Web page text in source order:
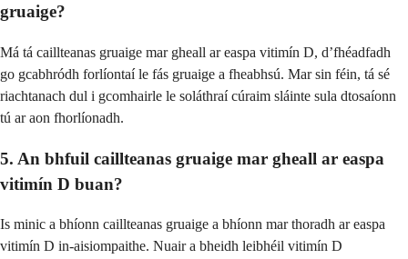
gruaige?
Má tá caillteanas gruaige mar gheall ar easpa vitimín D, d’fhéadfadh
go gcabhródh forlíontaí le fás gruaige a fheabhsú. Mar sin féin, tá sé
riachtanach dul i gcomhairle le soláthraí cúraim sláinte sula dtosaíonn
tú ar aon fhorlíonadh.
5. An bhfuil caillteanas gruaige mar gheall ar easpa
vitimín D buan?
Is minic a bhíonn caillteanas gruaige a bhíonn mar thoradh ar easpa
vitimín D in-aisiompaithe. Nuair a bheidh leibhéil vitimín D